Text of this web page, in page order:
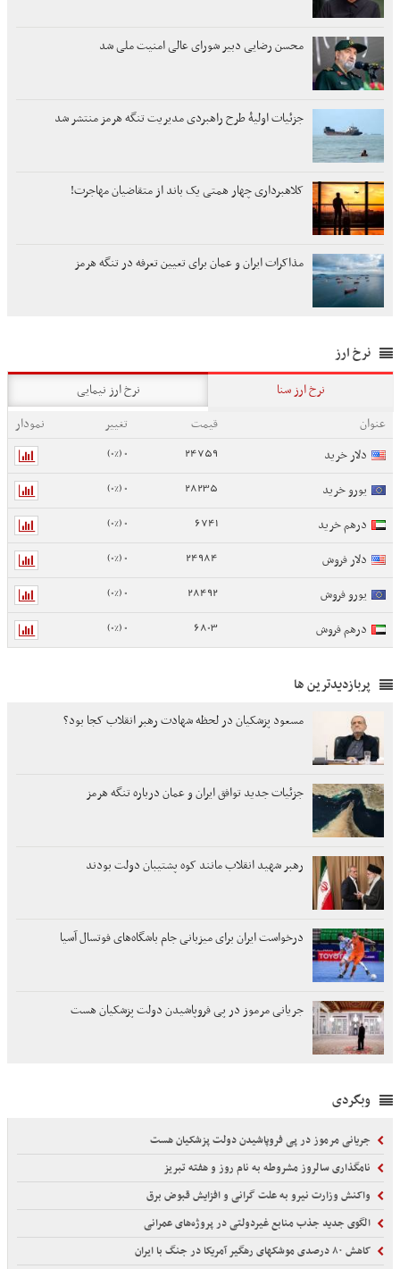
محسن رضایی دبیر شورای عالی امنیت ملی شد
جزئیات اولیۀ طرح راهبردی مدیریت تنگه هرمز منتشر شد
کلاهبرداری چهار همتی یک باند از متقاضیان مهاجرت!
مذاکرات ایران و عمان برای تعیین تعرفه در تنگه هرمز
نرخ ارز
نرخ ارز سنا
نرخ ارز نیمایی
عنوان
قیمت تغییر
نمودار
دلار خرید
24759
0 (0%)
یورو خرید 28235
0 (0%)
درهم خرید 6741
0 (0%)
دلار فروش 24984
0 (0%)
یورو فروش 28492
0 (0%)
درهم فروش 6803
0 (0%)
پربازدیدترین ها
مسعود پزشکیان در لحظه شهادت رهبر انقلاب کجا بود؟
جزئیات جدید توافق ایران و عمان درباره تنگه هرمز
رهبر شهید انقلاب مانند کوه پشتیبان دولت بودند
درخواست ایران برای میزبانی جام باشگاه‌های فوتسال آسیا
جریانی مرموز در پی فروپاشیدن دولت پزشکیان هست
وبگردی
جریانی مرموز در پی فروپاشیدن دولت پزشکیان هست
نامگذاری سالروز مشروطه به نام روز و هفته تبریز
واکنش وزارت نیرو به علت گرانی و افزایش قبوض برق
الگوی جدید جذب منابع غیردولتی در پروژه‌های عمرانی
کاهش ۸۰ درصدی موشکهای رهگیر آمریکا در جنگ با ایران